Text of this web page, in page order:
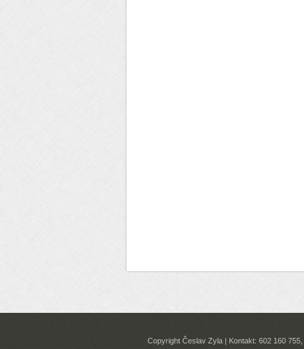
Copyright Česlav Zyla | Kontakt: 602 160 755,